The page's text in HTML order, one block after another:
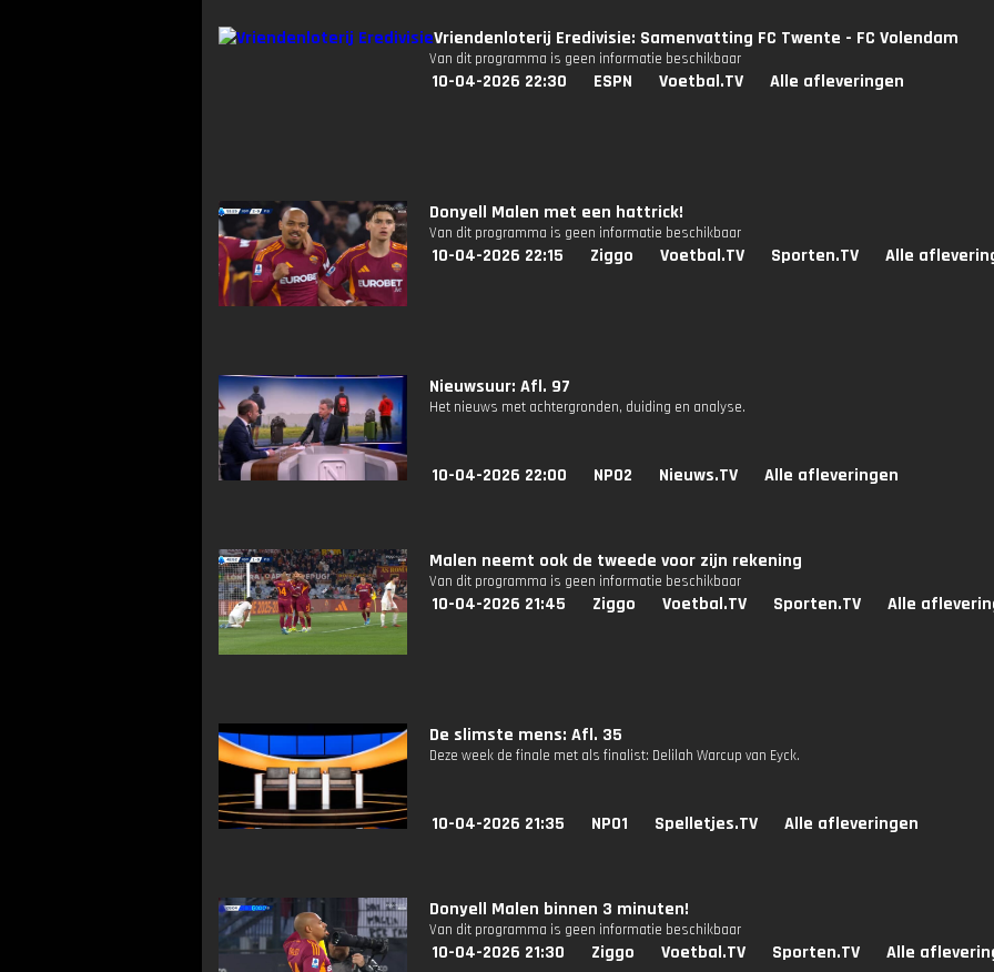
Vriendenloterij Eredivisie: Samenvatting FC Twente - FC Volendam
Van dit programma is geen informatie beschikbaar
10-04-2026 22:30 ESPN Voetbal.TV Alle afleveringen
Donyell Malen met een hattrick!
Van dit programma is geen informatie beschikbaar
10-04-2026 22:15 Ziggo Voetbal.TV Sporten.TV Alle
Nieuwsuur: Afl. 97
Het nieuws met achtergronden, duiding en analyse.
10-04-2026 22:00 NPO2 Nieuws.TV Alle afleveringen
Malen neemt ook de tweede voor zijn rekening
Van dit programma is geen informatie beschikbaar
10-04-2026 21:45 Ziggo Voetbal.TV Sporten.TV Alle
De slimste mens: Afl. 35
Deze week de finale met als finalist: Delilah Warcup van Eyck.
10-04-2026 21:35 NPO1 Spelletjes.TV Alle afleveringen
Donyell Malen binnen 3 minuten!
Van dit programma is geen informatie beschikbaar
10-04-2026 21:30 Ziggo Voetbal.TV Sporten.TV Alle